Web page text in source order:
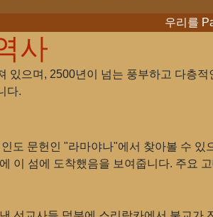
우리를
사
있으며, 2500년이 넘는 풍부하고 다층
다.
도 문헌인 "라마야나"에서 찾아볼 수
이 섬에 도착했음을 보여줍니다. 주요